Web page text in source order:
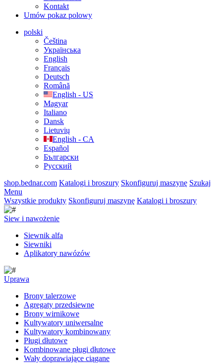
Kontakt
Umów pokaz polowy
polski
Čeština
Українська
English
Français
Deutsch
Română
English - US
Magyar
Italiano
Dansk
Lietuvių
English - CA
Español
Български
Русский
shop.bednar.com Katalogi i broszury Skonfiguruj maszynę Szukaj
Menu
Wszystkie produkty Skonfiguruj maszynę Katalogi i broszury
Siew i nawożenie
Siewnik alfa
Siewniki
Aplikatory nawózów
Uprawa
Brony talerzowe
Agregaty przedsiewne
Brony wirnikowe
Kultywatory uniwersalne
Kultywatory kombinowany
Pługi dłutowe
Kombinowane pługi dłutowe
Wały doprawiające ciągane